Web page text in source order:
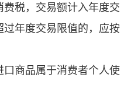
税，交易额计入年度交
年度交易限值的，应按
口商品属于消费者个人使